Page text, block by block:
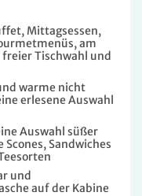
Mittagsessen,
am
Tischwahl und
warme nicht
erlesene Auswahl
Auswahl süßer
Sandwiches
und
auf der Kabine